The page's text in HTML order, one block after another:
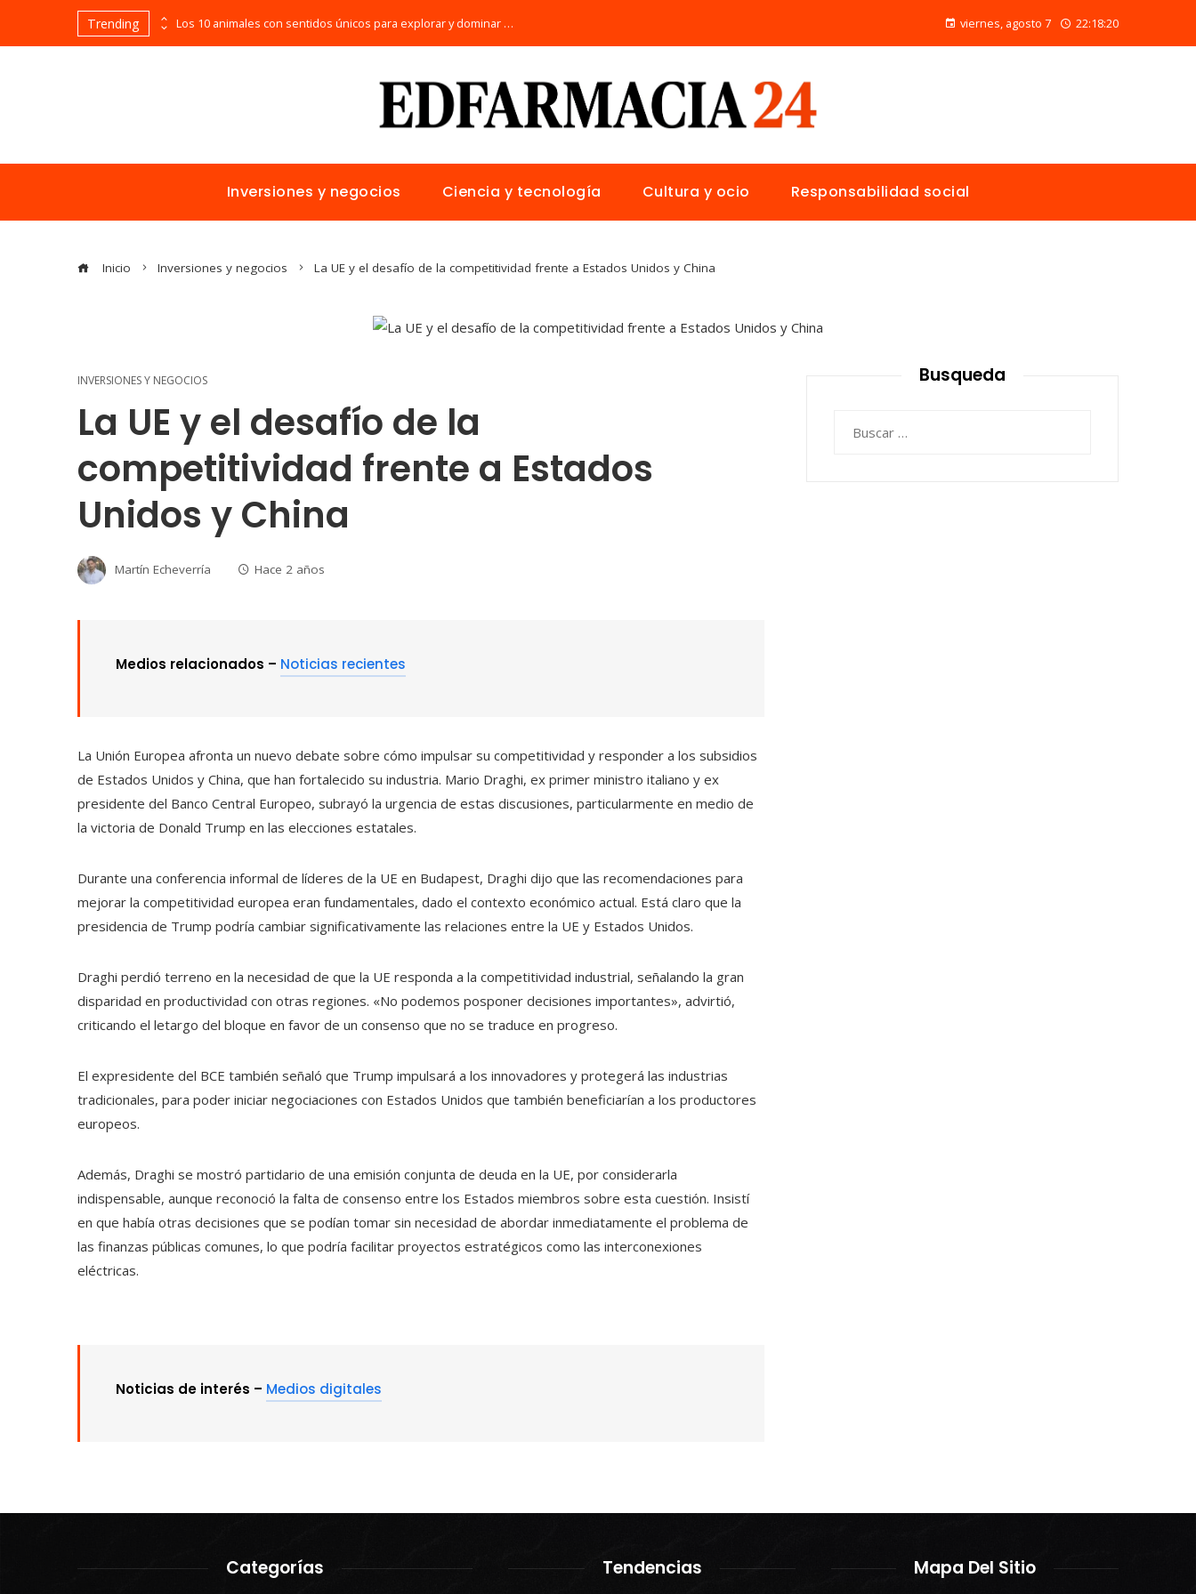
Trending La naranja mecánica y la representación de la violencia en el cine distópico Los 10 animales con sentidos únicos para explorar y dominar su hábitat natural viernes, agosto 7 22:18:21
Inversiones y negocios Ciencia y tecnología Cultura y ocio Responsabilidad social
Inicio Inversiones y negocios La UE y el desafío de la competitividad frente a Estados Unidos y China
INVERSIONES Y NEGOCIOS
La UE y el desafío de la
competitividad frente a Estados
Unidos y China
Martín Echeverría Hace 2 años
Medios relacionados – Noticias recientes
La Unión Europea afronta un nuevo debate sobre cómo impulsar su competitividad y responder a los subsidios
de Estados Unidos y China, que han fortalecido su industria. Mario Draghi, ex primer ministro italiano y ex
presidente del Banco Central Europeo, subrayó la urgencia de estas discusiones, particularmente en medio de
la victoria de Donald Trump en las elecciones estatales.
Durante una conferencia informal de líderes de la UE en Budapest, Draghi dijo que las recomendaciones para
mejorar la competitividad europea eran fundamentales, dado el contexto económico actual. Está claro que la
presidencia de Trump podría cambiar significativamente las relaciones entre la UE y Estados Unidos.
Draghi perdió terreno en la necesidad de que la UE responda a la competitividad industrial, señalando la gran
disparidad en productividad con otras regiones. «No podemos posponer decisiones importantes», advirtió,
criticando el letargo del bloque en favor de un consenso que no se traduce en progreso.
El expresidente del BCE también señaló que Trump impulsará a los innovadores y protegerá las industrias
tradicionales, para poder iniciar negociaciones con Estados Unidos que también beneficiarían a los productores
europeos.
Además, Draghi se mostró partidario de una emisión conjunta de deuda en la UE, por considerarla
indispensable, aunque reconoció la falta de consenso entre los Estados miembros sobre esta cuestión. Insistí
en que había otras decisiones que se podían tomar sin necesidad de abordar inmediatamente el problema de
las finanzas públicas comunes, lo que podría facilitar proyectos estratégicos como las interconexiones
eléctricas.
Noticias de interés – Medios digitales
Busqueda
Categorías Tendencias Mapa Del Sitio